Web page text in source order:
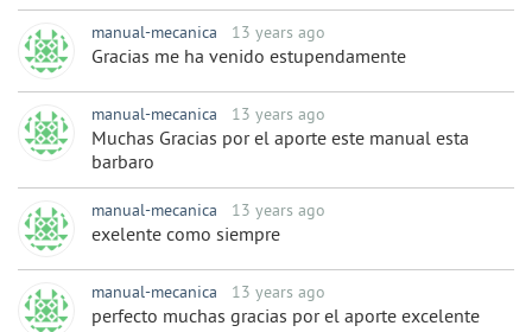
manual-mecanica 13 years ago
Gracias me ha venido estupendamente
manual-mecanica 13 years ago
Muchas Gracias por el aporte este manual esta
barbaro
manual-mecanica 13 years ago
exelente como siempre
manual-mecanica 13 years ago
perfecto muchas gracias por el aporte excelente